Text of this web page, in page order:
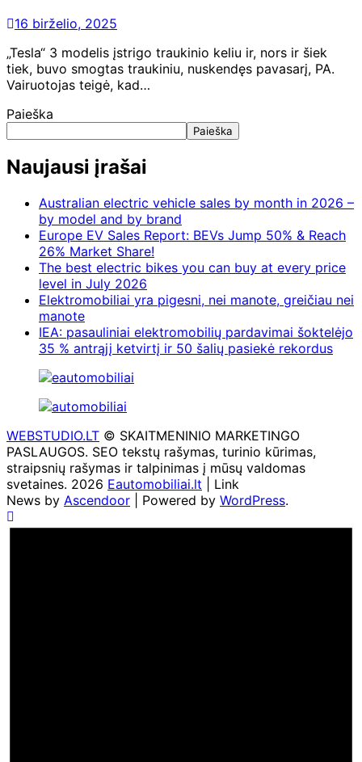
16 birželio, 2025
„Tesla“ 3 modelis įstrigo traukinio keliu ir, nors ir šiek
tiek, buvo smogtas traukiniu, nuskendęs pavasarį, PA.
Vairuotojas teigė, kad…
Paieška
Paieška
Naujausi įrašai
Australian electric vehicle sales by month in 2026 –
by model and by brand
Europe EV Sales Report: BEVs Jump 50% & Reach
26% Market Share!
The best electric bikes you can buy at every price
level in July 2026
Elektromobiliai yra pigesni, nei manote, greičiau nei
manote
IEA: pasauliniai elektromobilių pardavimai šoktelėjo
35 % antrąjį ketvirtį ir 50 šalių pasiekė rekordus
WEBSTUDIO.LT © SKAITMENINIO MARKETINGO
PASLAUGOS. SEO tekstų rašymas, turinio kūrimas,
straipsnių rašymas ir talpinimas į mūsų valdomas
svetaines. 2026 Eautomobiliai.lt | Link
News by Ascendoor | Powered by WordPress.